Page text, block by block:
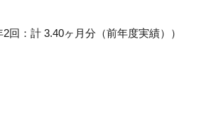
回：計 3.40ヶ月分（前年度実績））